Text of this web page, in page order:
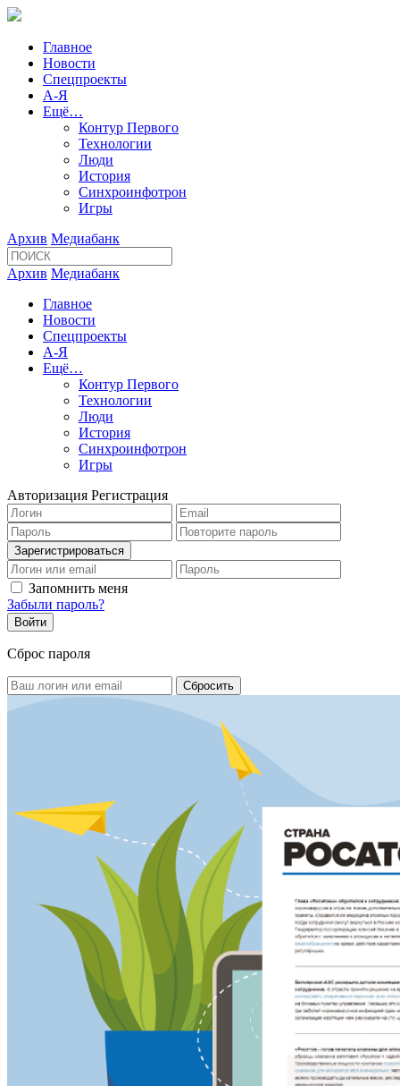
Главное
Новости
Спецпроекты
А-Я
Ещё…
Контур Первого
Технологии
Люди
История
Синхроинфотрон
Игры
Архив Медиабанк
Архив Медиабанк
Главное
Новости
Спецпроекты
А-Я
Ещё…
Контур Первого
Технологии
Люди
История
Синхроинфотрон
Игры
Авторизация Регистрация
Запомнить меня
Забыли пароль?
Сброс пароля